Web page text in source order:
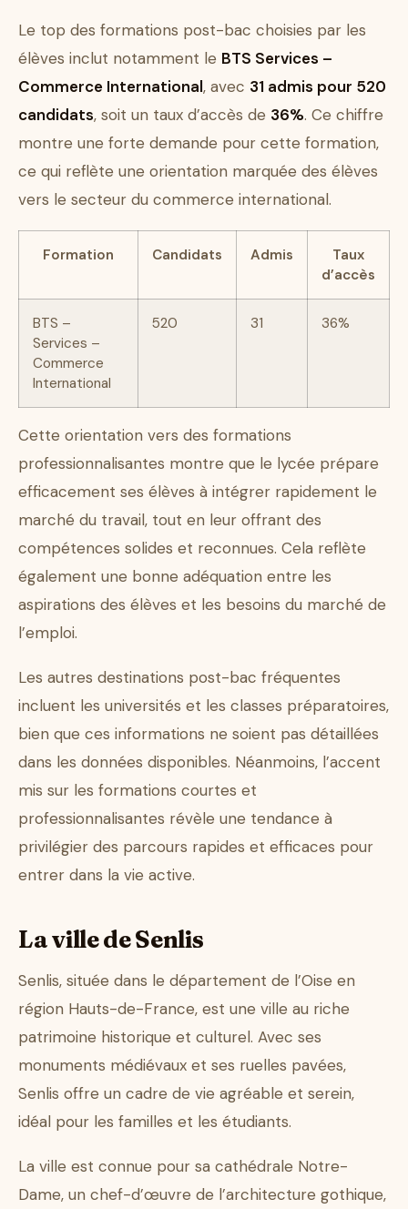
Le top des formations post-bac choisies par les
élèves inclut notamment le BTS Services –
Commerce International, avec 31 admis pour 520
candidats, soit un taux d’accès de 36%. Ce chiffre
montre une forte demande pour cette formation,
ce qui reflète une orientation marquée des élèves
vers le secteur du commerce international.
Formation Candidats Admis
Taux
d’accès
BTS –
Services –
Commerce
International
520 31 36%
Cette orientation vers des formations
professionnalisantes montre que le lycée prépare
efficacement ses élèves à intégrer rapidement le
marché du travail, tout en leur offrant des
compétences solides et reconnues. Cela reflète
également une bonne adéquation entre les
aspirations des élèves et les besoins du marché de
l’emploi.
Les autres destinations post-bac fréquentes
incluent les universités et les classes préparatoires,
bien que ces informations ne soient pas détaillées
dans les données disponibles. Néanmoins, l’accent
mis sur les formations courtes et
professionnalisantes révèle une tendance à
privilégier des parcours rapides et efficaces pour
entrer dans la vie active.
La ville de Senlis
Senlis, située dans le département de l’Oise en
région Hauts-de-France, est une ville au riche
patrimoine historique et culturel. Avec ses
monuments médiévaux et ses ruelles pavées,
Senlis offre un cadre de vie agréable et serein,
idéal pour les familles et les étudiants.
La ville est connue pour sa cathédrale Notre-
Dame, un chef-d’œuvre de l’architecture gothique,